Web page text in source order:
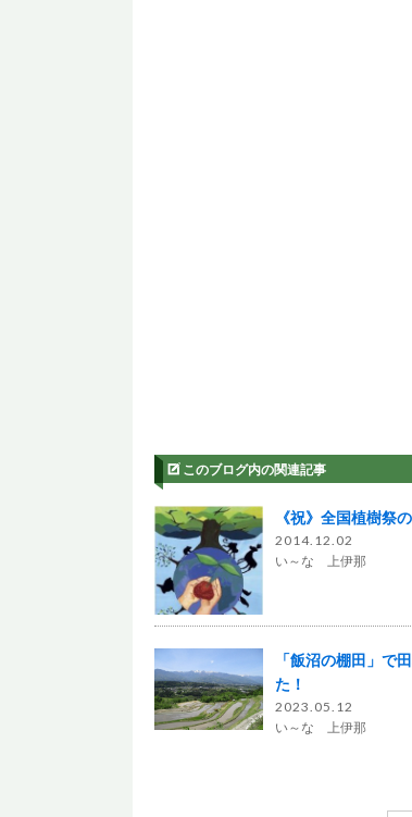
このブログ内の関連記事
《祝》全国植樹祭
2014.12.02
い～な 上伊那
「飯沼の棚田」で
た！
2023.05.12
い～な 上伊那